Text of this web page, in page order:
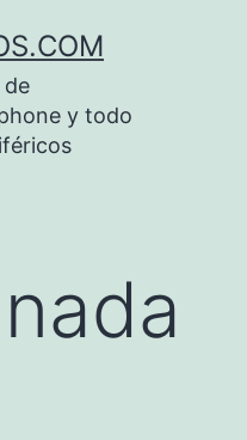
de
y todo